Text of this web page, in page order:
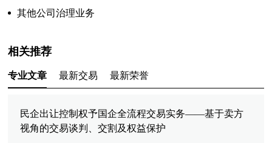
其他公司治理业务
相关推荐
专业文章 最新交易 最新荣誉
民企出让控制权予国企全流程交易实务——基于卖方
视角的交易谈判、交割及权益保护